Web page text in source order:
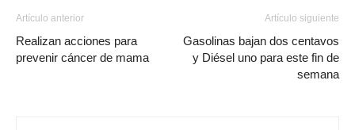
Artículo anterior
Realizan acciones para
prevenir cáncer de mama
Artículo siguiente
Gasolinas bajan dos centavos
y Diésel uno para este fin de
semana